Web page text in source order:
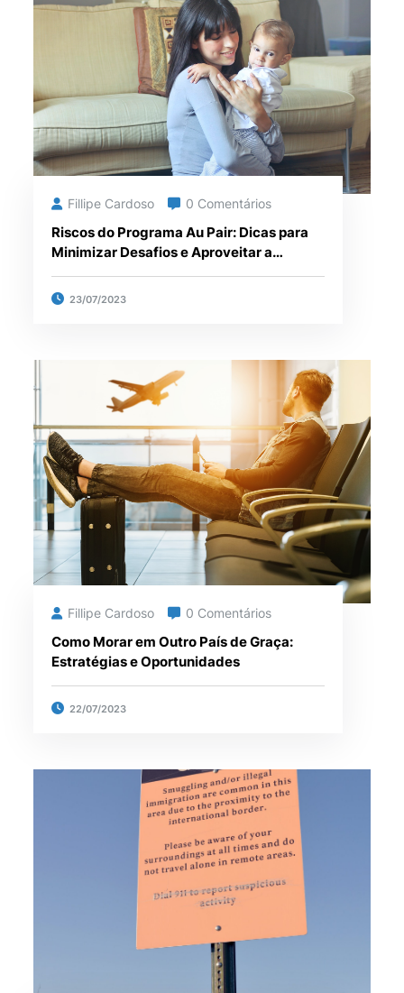
Fillipe Cardoso 0 Comentários
Riscos do Programa Au Pair: Dicas para
Minimizar Desafios e Aproveitar a
23/07/2023
Fillipe Cardoso 0 Comentários
Como Morar em Outro País de Graça:
Estratégias e Oportunidades
22/07/2023